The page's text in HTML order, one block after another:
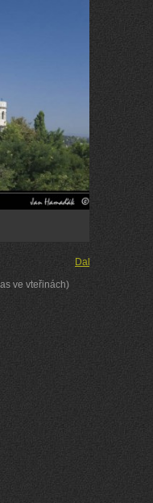
Další →
ve vteřinách)